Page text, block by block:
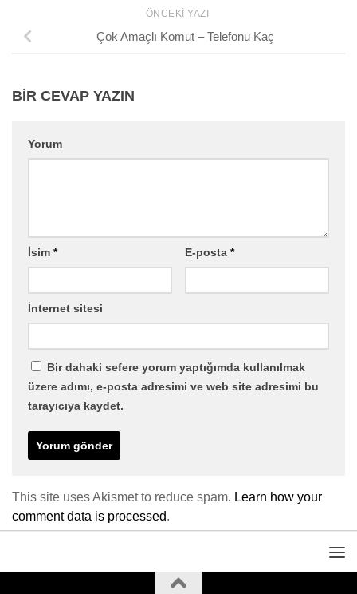
ÖNCEKI YAZI
Çok Amaçlı Komut – Telefonu Kaç
BIR CEVAP YAZIN
Yorum
İsim * E-posta *
İnternet sitesi
Bir dahaki sefere yorum yaptığımda kullanılmak
üzere adımı, e-posta adresimi ve web site adresimi bu
tarayıcıya kaydet.
This site uses Akismet to reduce spam. Learn how your
comment data is processed.